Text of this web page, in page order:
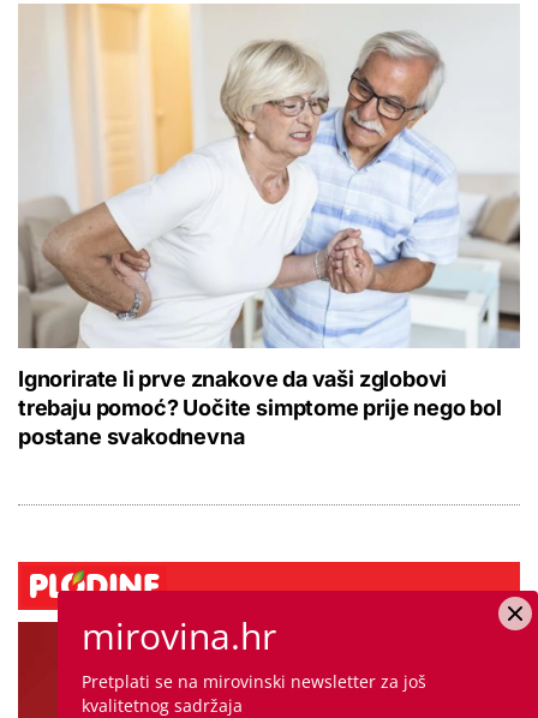
Ignorirate li prve znakove da vaši zglobovi
trebaju pomoć? Uočite simptome prije nego bol
postane svakodnevna
mirovina.hr
Pretplati se na mirovinski newsletter za još
kvalitetnog sadržaja